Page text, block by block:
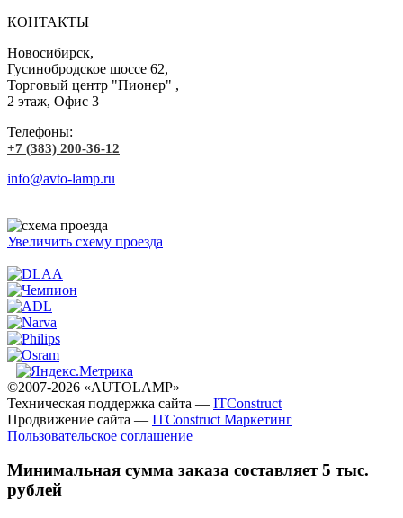
КОНТАКТЫ
Новосибирск,
Гусинобродское шоссе 62,
Торговый центр "Пионер" ,
2 этаж, Офис 3
Телефоны:
+7 (383) 200-36-12
info@avto-lamp.ru
Увеличить схему проезда
©2007-2026 «AUTOLAMP»
Техническая поддержка сайта — ITConstruct
Продвижение сайта — ITConstruct Маркетинг
Пользовательское соглашение
Минимальная сумма заказа составляет 5 тыс.
рублей